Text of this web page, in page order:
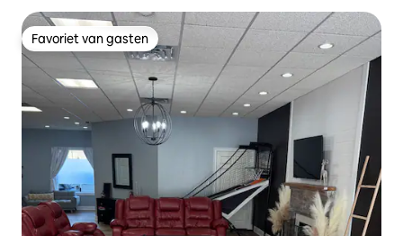
Favoriet van gasten
Favoriet van gasten